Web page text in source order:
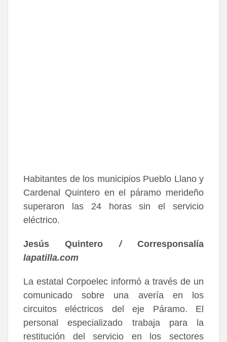
Habitantes de los municipios Pueblo Llano y
Cardenal Quintero en el páramo merideño
superaron las 24 horas sin el servicio
eléctrico.
Jesús Quintero /Corresponsalía
lapatilla.com
La estatal Corpoelec informó a través de un
comunicado sobre una avería en los
circuitos eléctricos del eje Páramo. El
personal especializado trabaja para la
restitución del servicio en los sectores